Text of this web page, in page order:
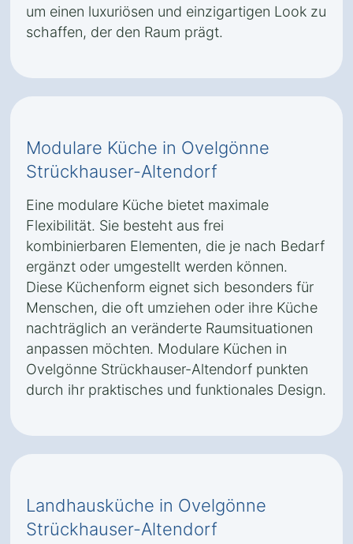
um einen luxuriösen und einzigartigen Look zu
schaffen, der den Raum prägt.
Modulare Küche in Ovelgönne
Strückhauser-Altendorf
Eine modulare Küche bietet maximale
Flexibilität. Sie besteht aus frei
kombinierbaren Elementen, die je nach Bedarf
ergänzt oder umgestellt werden können.
Diese Küchenform eignet sich besonders für
Menschen, die oft umziehen oder ihre Küche
nachträglich an veränderte Raumsituationen
anpassen möchten. Modulare Küchen in
Ovelgönne Strückhauser-Altendorf punkten
durch ihr praktisches und funktionales Design.
Landhausküche in Ovelgönne
Strückhauser-Altendorf